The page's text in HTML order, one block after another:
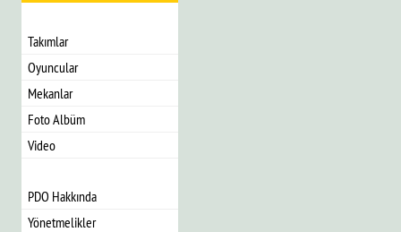
Takımlar
Oyuncular
Mekanlar
Foto Albüm
Video
PDO Hakkında
Yönetmelikler